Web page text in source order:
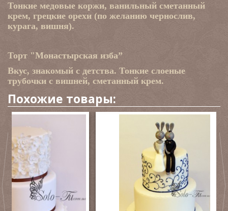
Тонкие медовые коржи, ванильный сметанный
крем, грецкие орехи (по желанию чернослив,
курага, вишня).
Торт "Монастырская изба”
Вкус, знакомый с детства. Тонкие слоеные
трубочки с вишней, сметанный крем.
Похожие товары: